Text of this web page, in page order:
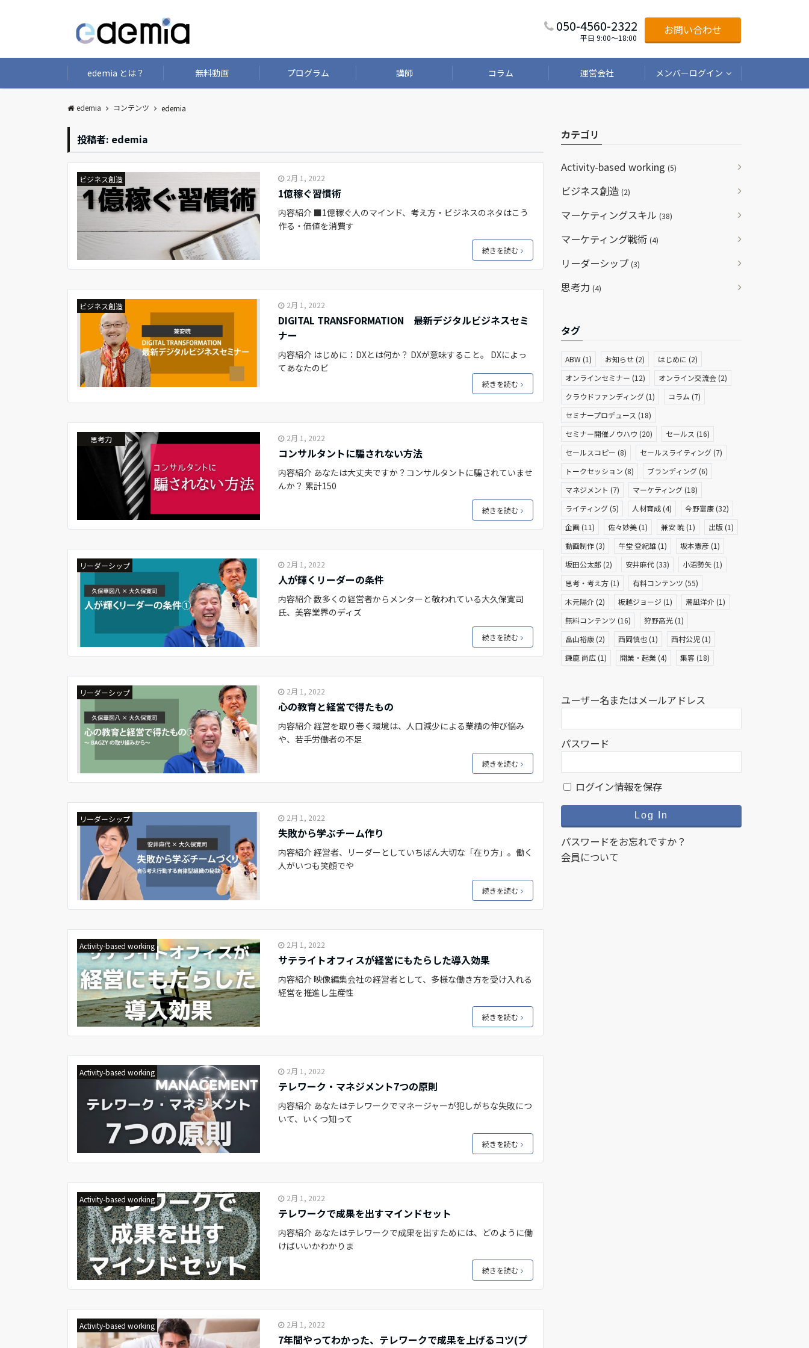
050-4560-2322
平日 9:00〜18:00
お問い合わせ
edemia とは？ 無料動画 プログラム 講師 コラム 運営会社 メンバーログイン
edemia コンテンツ edemia
投稿者: edemia
ビジネス創造 2月 1, 2022
1億稼ぐ習慣術
内容紹介 ■1億稼ぐ人のマインド、考え方・ビジネスのネタはこう
作る・価値を消費す
続きを読む
ビジネス創造 2月 1, 2022
DIGITAL TRANSFORMATION 最新デジタルビジネスセミ
ナー
内容紹介 はじめに：DXとは何か？ DXが意味すること。 DXによっ
てあなたのビ
続きを読む
思考力 2月 1, 2022
コンサルタントに騙されない方法
内容紹介 あなたは大丈夫ですか？コンサルタントに騙されていませ
んか？ 累計150
続きを読む
リーダーシップ 2月 1, 2022
人が輝くリーダーの条件
内容紹介 数多くの経営者からメンターと敬われている大久保寛司
氏、美容業界のディズ
続きを読む
リーダーシップ 2月 1, 2022
心の教育と経営で得たもの
内容紹介 経営を取り巻く環境は、人口減少による業績の伸び悩み
や、若手労働者の不足
続きを読む
リーダーシップ 2月 1, 2022
失敗から学ぶチーム作り
内容紹介 経営者、リーダーとしていちばん大切な「在り方」。働く
人がいつも笑顔でや
続きを読む
Activity-based working 2月 1, 2022
サテライトオフィスが経営にもたらした導入効果
内容紹介 映像編集会社の経営者として、多様な働き方を受け入れる
経営を推進し生産性
続きを読む
Activity-based working 2月 1, 2022
テレワーク・マネジメント7つの原則
内容紹介 あなたはテレワークでマネージャーが犯しがちな失敗につ
いて、いくつ知って
続きを読む
Activity-based working 2月 1, 2022
テレワークで成果を出すマインドセット
内容紹介 あなたはテレワークで成果を出すためには、どのように働
けばいいかわかりま
続きを読む
Activity-based working 2月 1, 2022
7年間やってわかった、テレワークで成果を上げるコツ(プ
カテゴリ
Activity-based working (5)
ビジネス創造 (2)
マーケティングスキル (38)
マーケティング戦術 (4)
リーダーシップ (3)
思考力 (4)
タグ
ABW (1) お知らせ (2) はじめに (2)
オンラインセミナー (12) オンライン交流会 (2)
クラウドファンディング (1) コラム (7)
セミナープロデュース (18)
セミナー開催ノウハウ (20) セールス (16)
セールスコピー (8) セールスライティング (7)
トークセッション (8) ブランディング (6)
マネジメント (7) マーケティング (18)
ライティング (5) 人材育成 (4) 今野富康 (32)
企画 (11) 佐々妙美 (1) 兼安 暁 (1) 出版 (1)
動画制作 (3) 午堂 登紀雄 (1) 坂本憲彦 (1)
坂田公太郎 (2) 安井麻代 (33) 小沼勢矢 (1)
思考・考え方 (1) 有料コンテンツ (55)
木元陽介 (2) 板越ジョージ (1) 潮凪洋介 (1)
無料コンテンツ (16) 狩野高光 (1)
畠山裕康 (2) 西岡慎也 (1) 西村公児 (1)
鎌鹿 尚広 (1) 開業・起業 (4) 集客 (18)
ユーザー名またはメールアドレス
パスワード
ログイン情報を保存
パスワードをお忘れですか？
会員について